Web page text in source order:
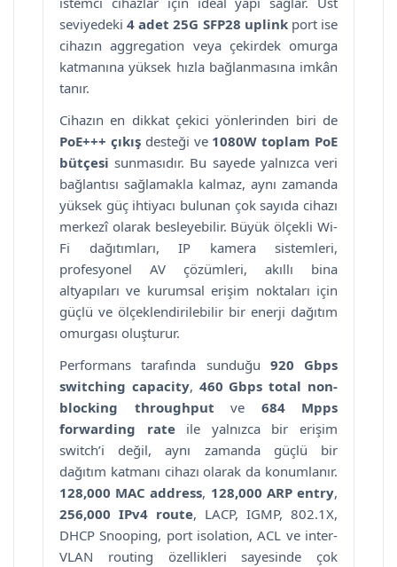
seviyedeki4 adet 25G SFP28 uplinkport ise
cihazın aggregation veya çekirdek omurga
katmanına yüksek hızla bağlanmasına imkân
tanır.
Cihazın en dikkat çekici yönlerinden biri de
PoE+++ çıkışdesteği ve 1080W toplam PoE
bütçesi sunmasıdır. Bu sayede yalnızca veri
bağlantısı sağlamakla kalmaz, aynı zamanda
yüksek güç ihtiyacı bulunan çok sayıda cihazı
merkezî olarak besleyebilir. Büyük ölçekli Wi-
Fi dağıtımları, IP kamera sistemleri,
profesyonel AV çözümleri, akıllı bina
altyapıları ve kurumsal erişim noktaları için
güçlü ve ölçeklendirilebilir bir enerji dağıtım
omurgası oluşturur.
Performans tarafında sunduğu 920 Gbps
switching capacity, 460 Gbps total non-
blocking throughput ve 684 Mpps
forwarding rateile yalnızca bir erişim
switch’i değil, aynı zamanda güçlü bir
dağıtım katmanı cihazı olarak da konumlanır.
128,000 MAC address, 128,000 ARP entry,
256,000 IPv4 route, LACP, IGMP, 802.1X,
DHCP Snooping, port isolation, ACL ve inter-
VLAN routing özellikleri sayesinde çok